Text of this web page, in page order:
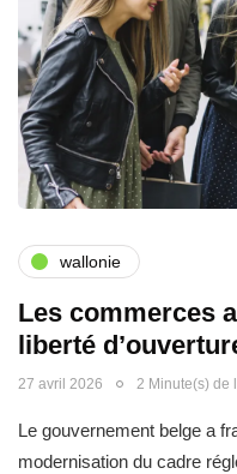
wallonie
Les commerces
liberté
27 avril 2026 2 Minute(s) de
Le gouvernement belge a
modernisation du cadre